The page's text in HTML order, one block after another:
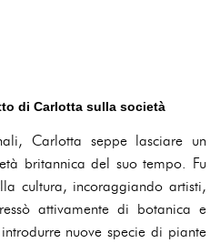
di Carlotta sulla società
Carlotta seppe lasciare un
britannica del suo tempo. Fu
cultura, incoraggiando artisti,
attivamente di botanica e
nuove specie di piante